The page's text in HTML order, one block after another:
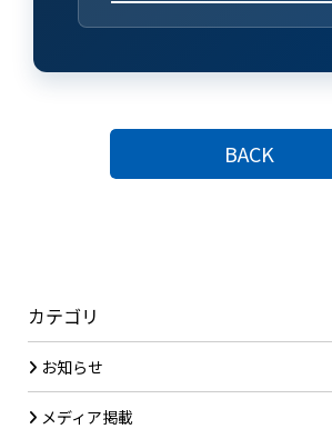
BACK
カテゴリ
お知らせ
メディア掲載